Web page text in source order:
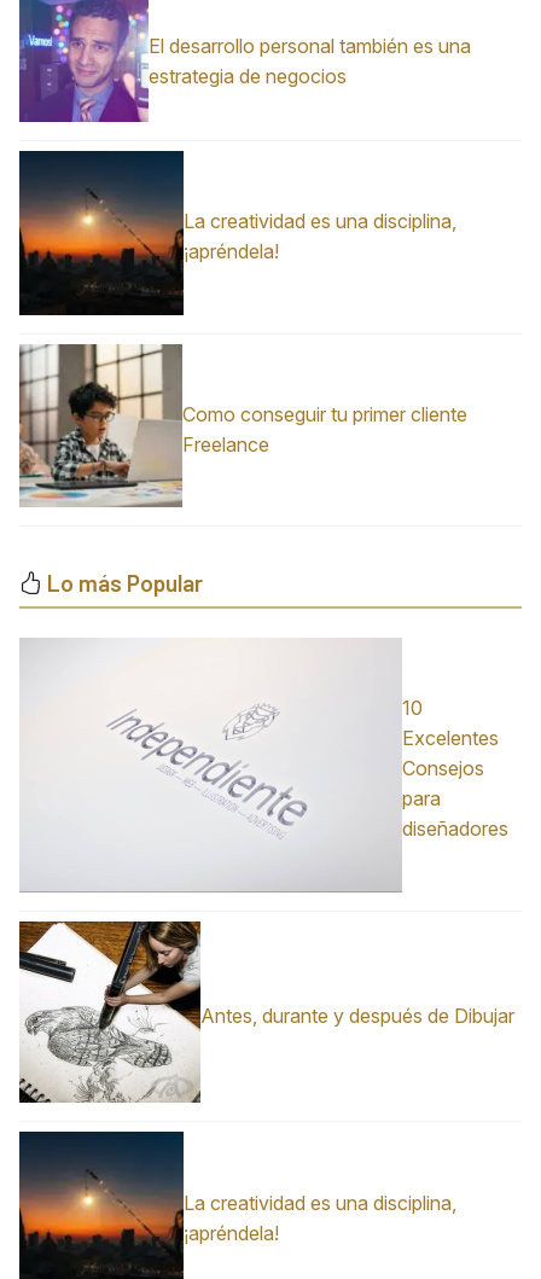
El desarrollo personal también es una
estrategia de negocios
La creatividad es una disciplina,
¡apréndela!
Como conseguir tu primer cliente
Freelance
Lo más Popular
10
Excelentes
Consejos
para
diseñadores
Antes, durante y después de Dibujar
La creatividad es una disciplina,
¡apréndela!